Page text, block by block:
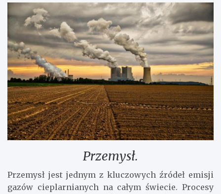
Przemysł.
Przemysł jest jednym z kluczowych źródeł emisji
gazów cieplarnianych na całym świecie. Procesy